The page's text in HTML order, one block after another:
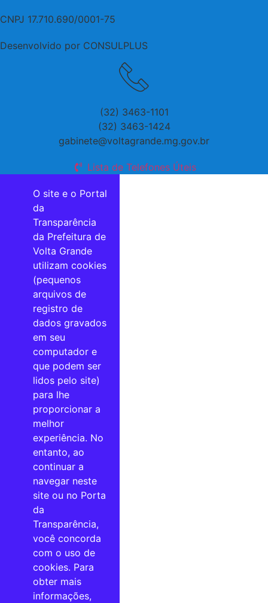
CNPJ 17.710.690/0001-75
Desenvolvido por CONSULPLUS
(32) 3463-1101
(32) 3463-1424
gabinete@voltagrande.mg.gov.br
Lista de Telefones Úteis
O site e o Portal
da
Transparência
da Prefeitura de
Volta Grande
utilizam cookies
(pequenos
arquivos de
registro de
dados gravados
em seu
computador e
que podem ser
lidos pelo site)
para lhe
proporcionar a
melhor
experiência. No
entanto, ao
continuar a
navegar neste
site ou no Porta
da
Transparência,
você concorda
com o uso de
cookies. Para
obter mais
informações,